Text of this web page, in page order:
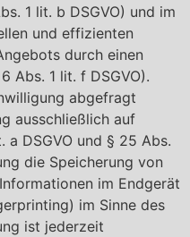
1 lit. b DSGVO) und im
und effizienten
durch einen
Abs. 1 lit. f DSGVO).
abgefragt
ausschließlich auf
a DSGVO und § 25 Abs.
die Speicherung von
im Endgerät
im Sinne des
ist jederzeit